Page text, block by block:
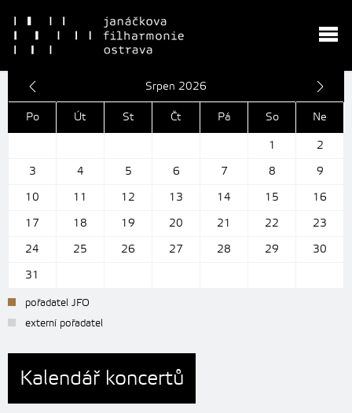
Srpen 2026
Po Út St Čt Pá So
Ne
1
2
3
4 5 6 7 8
9
10
11 12 13 14 15
16
17
18 19 20 21 22
23
24
25 26 27 28 29
30
31
pořadatel JFO
externí pořadatel
Kalendář koncertů